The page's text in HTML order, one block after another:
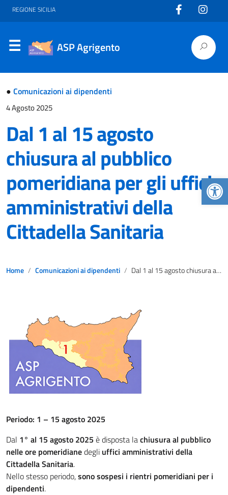
REGIONE SICILIA
ASP Agrigento
● Comunicazioni ai dipendenti
4 Agosto 2025
Dal 1 al 15 agosto
chiusura al pubblico
pomeridiana per gli uffici
amministrativi della
Cittadella Sanitaria
Home Comunicazioni ai dipendenti Dal 1 al 15 agosto chiusura al pubblico pomeridiana per gli uffici amministrativi della Cittadella Sanitaria
Periodo: 1 – 15 agosto 2025
Dal 1° al 15 agosto 2025 è disposta lachiusura al pubblico
nelle ore pomeridianedegli uffici amministrativi della
Cittadella Sanitaria.
Nello stesso periodo,sono sospesi i rientri pomeridiani per i
dipendenti.